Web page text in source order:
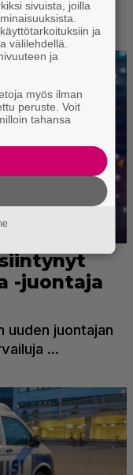
sivuista, joilla
ja
välilehdellä.
ja
myös ilman
peruste. Voit
tahansa